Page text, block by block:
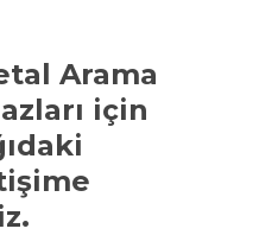
Arama
için